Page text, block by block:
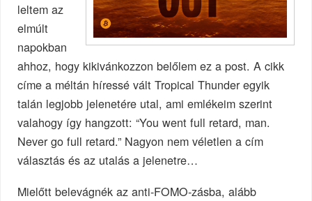
leltem az
elmúlt
napokban
ahhoz, hogy kikivánkozzon belőlem ez a post. A cikk
címe a méltán híressé vált Tropical Thunder egyik
talán legjobb jelenetére utal, ami emlékeim szerint
valahogy így hangzott: “You went full retard, man.
Never go full retard.” Nagyon nem véletlen a cím
választás és az utalás a jelenetre…
Mielőtt belevágnék az anti-FOMO-zásba, alább